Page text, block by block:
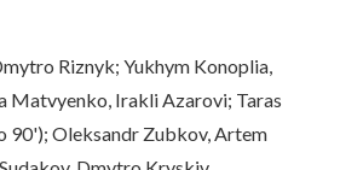
Riznyk; Yukhym Konoplia,
Matvyenko, Irakli Azarovi; Taras
90'); Oleksandr Zubkov, Artem